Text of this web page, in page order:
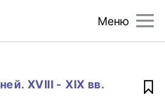
Меню
XVIII - XIX вв.